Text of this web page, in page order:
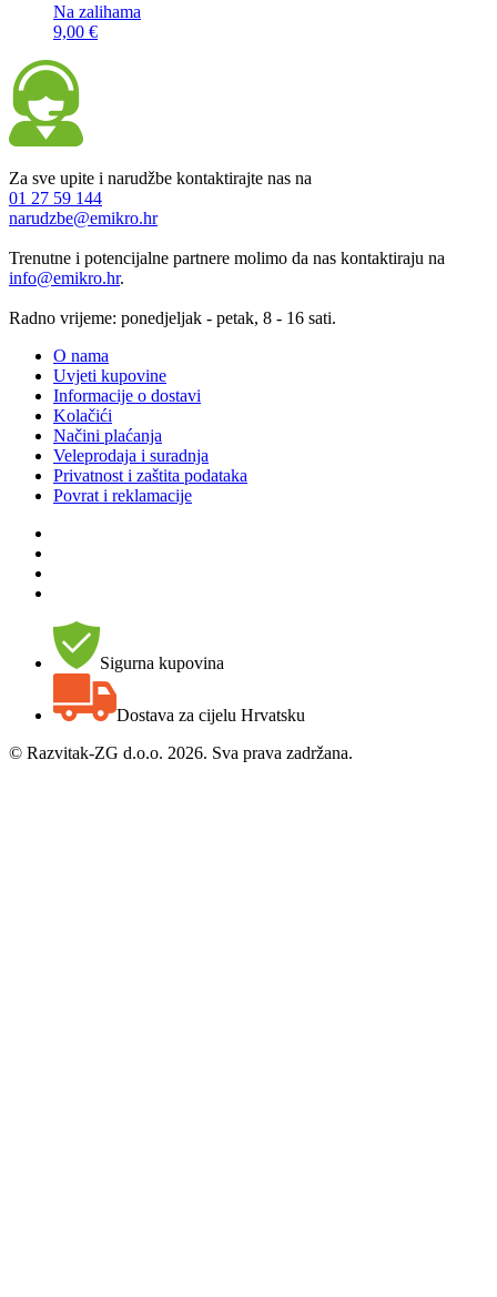
Na zalihama
9,00 €
Za sve upite i narudžbe kontaktirajte nas na
01 27 59 144
narudzbe@emikro.hr
Trenutne i potencijalne partnere molimo da nas kontaktiraju na
info@emikro.hr.
Radno vrijeme: ponedjeljak - petak, 8 - 16 sati.
O nama
Uvjeti kupovine
Informacije o dostavi
Kolačići
Načini plaćanja
Veleprodaja i suradnja
Privatnost i zaštita podataka
Povrat i reklamacije
Sigurna kupovina
Dostava za cijelu Hrvatsku
© Razvitak-ZG d.o.o. 2026. Sva prava zadržana.